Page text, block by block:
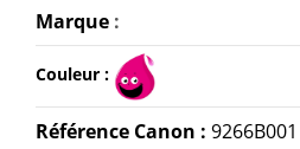
Marque :
Couleur :
Référence Canon : 9266B001